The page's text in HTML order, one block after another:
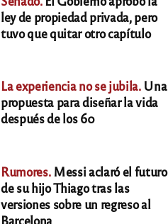
ley de propiedad privada, pero
tuvo que quitar otro capítulo
La experiencia no se jubila.Una
propuesta para diseñar la vida
después de los 60
Rumores.Messi aclaró el futuro
de su hijo Thiago tras las
versiones sobre un regreso al
Barcelona